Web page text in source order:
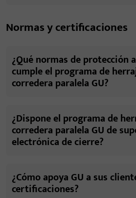
Normas y certificaciones
¿Qué normas de protección
cumple el programa de
corredera paralela GU?
¿Dispone el programa de
corredera paralela GU de
electrónica de cierre?
¿Cómo apoya GU a sus
certificaciones?